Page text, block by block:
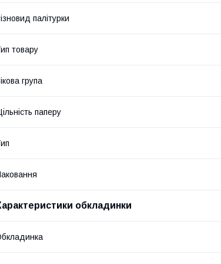
палітурки
товару
група
паперу
обкладинки